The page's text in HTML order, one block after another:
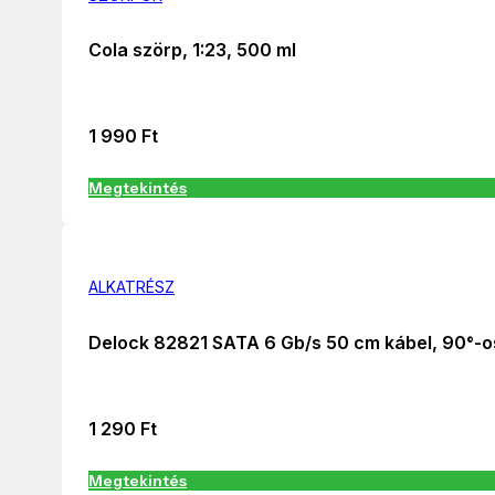
Cola szörp, 1:23, 500 ml
1 990 Ft
Megtekintés
ALKATRÉSZ
Delock 82821 SATA 6 Gb/s 50 cm kábel, 90°-
1 290 Ft
Megtekintés